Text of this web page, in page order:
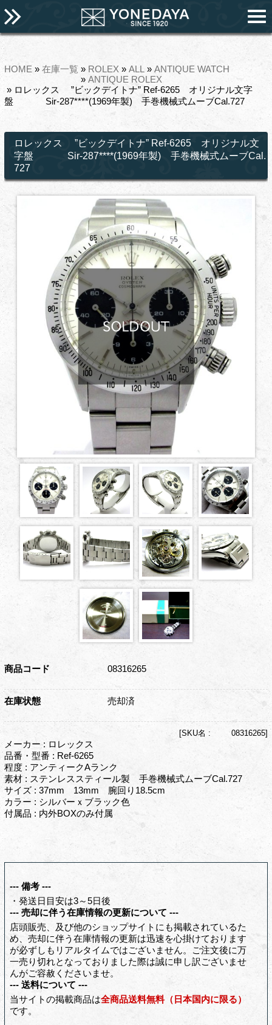
HOME » 在庫一覧 » ROLEX » ALL » ANTIQUE WATCH
» ANTIQUE ROLEX
» ロレックス ”ビックデイトナ” Ref-6265 オリジナル文字
盤 Sir-287****(1969年製) 手巻機械式ムーブCal.727
ロレックス ”ビックデイトナ” Ref-6265 オリジナル文
字盤 Sir-287****(1969年製) 手巻機械式ムーブCal.
727
商品コード 08316265
在庫状態 売却済
[SKU名 : 08316265]
メーカー : ロレックス
品番・型番 : Ref-6265
程度 : アンティークAランク
素材 : ステンレススティール製 手巻機械式ムーブCal.727
サイズ : 37mm 13mm 腕回り18.5cm
カラー : シルバーｘブラック色
付属品 : 内外BOXのみ付属
--- 備考 ---
・発送日目安は3～5日後
--- 売却に伴う在庫情報の更新について ---
店頭販売、及び他のショップサイトにも掲載されているた
め、売却に伴う在庫情報の更新は迅速を心掛けております
が必ずしもリアルタイムではございません。ご注文後に万
一売り切れとなっておりました際は誠に申し訳ございませ
んがご容赦くださいませ。
--- 送料について ---
当サイトの掲載商品は全商品送料無料（日本国内に限る）
です。